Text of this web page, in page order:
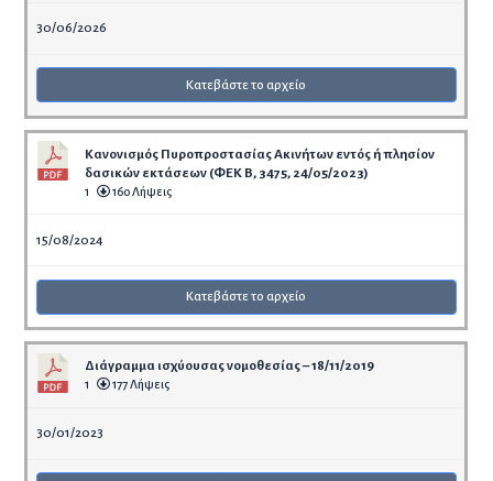
30/06/2026
Κατεβάστε το αρχείο
Κανονισμός Πυροπροστασίας Ακινήτων εντός ή πλησίον
δασικών εκτάσεων (ΦΕΚ Β, 3475, 24/05/2023)
1 160 Λήψεις
15/08/2024
Κατεβάστε το αρχείο
Διάγραμμα ισχύουσας νομοθεσίας – 18/11/2019
1 177 Λήψεις
30/01/2023